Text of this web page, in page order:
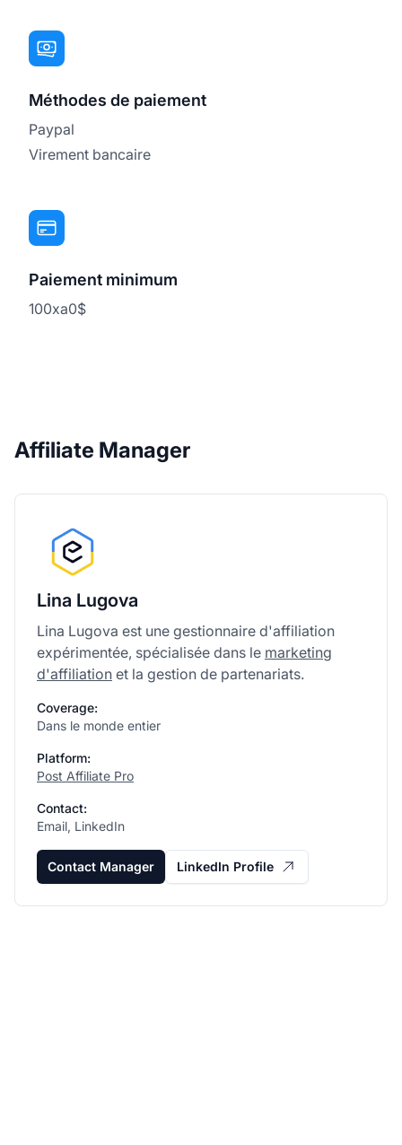
Méthodes de paiement
Paypal
Virement bancaire
Paiement minimum
100xa0$
Affiliate Manager
Lina Lugova
Lina Lugova est une gestionnaire d'affiliation
expérimentée, spécialisée dans le marketing
d'affiliation et la gestion de partenariats.
Coverage:
Dans le monde entier
Platform:
Post Affiliate Pro
Contact:
Email, LinkedIn
Contact Manager LinkedIn Profile